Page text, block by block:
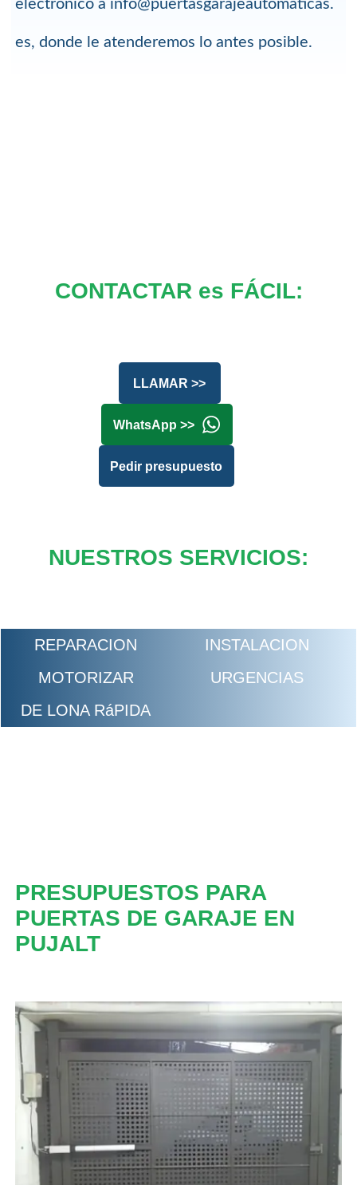
electrónico a info@puertasgarajeautomaticas.
es, donde le atenderemos lo antes posible.
CONTACTAR es FÁCIL:
LLAMAR >>
WhatsApp >>
Pedir presupuesto
NUESTROS SERVICIOS:
REPARACION
INSTALACION
MOTORIZAR
URGENCIAS
DE LONA RáPIDA
PRESUPUESTOS PARA
PUERTAS DE GARAJE EN
PUJALT